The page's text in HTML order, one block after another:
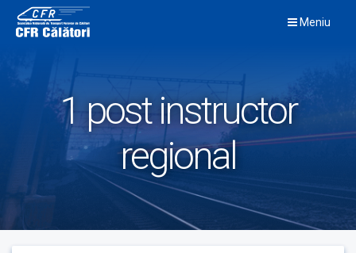
content
Meniu
1 post instructor
regional